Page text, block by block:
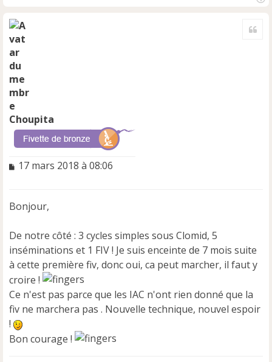
Choupita
M
a
e
n
o
n
l
u
17 mars 2018 à 08:06
Bonjour,
De notre côté : 3 cycles simples sous Clomid, 5
inséminations et 1 FIV ! Je suis enceinte de 7 mois suite
à cette première fiv, donc oui, ca peut marcher, il faut y
croire !
Ce n'est pas parce que les IAC n'ont rien donné que la
fiv ne marchera pas . Nouvelle technique, nouvel espoir
!
Bon courage !